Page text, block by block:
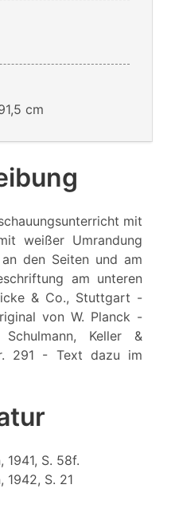
cm
mit
weißer Umrandung
den Seiten und am
am unteren
& Co., Stuttgart -
von W. Planck -
Keller &
291 - Text dazu im
1941, S. 58f.
1942, S. 21